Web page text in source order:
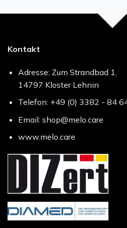
Kontakt
Adresse: Zum Strandbad 1,
14797 Kloster Lehnin
Telefon: +49 (0) 3382 - 84
Email: shop@melo.care
www.melo.care